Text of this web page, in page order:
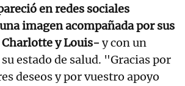
en redes sociales
imagen acompañada por sus
y Louis- y con un
estado de salud. "Gracias por
deseos y por vuestro apoyo